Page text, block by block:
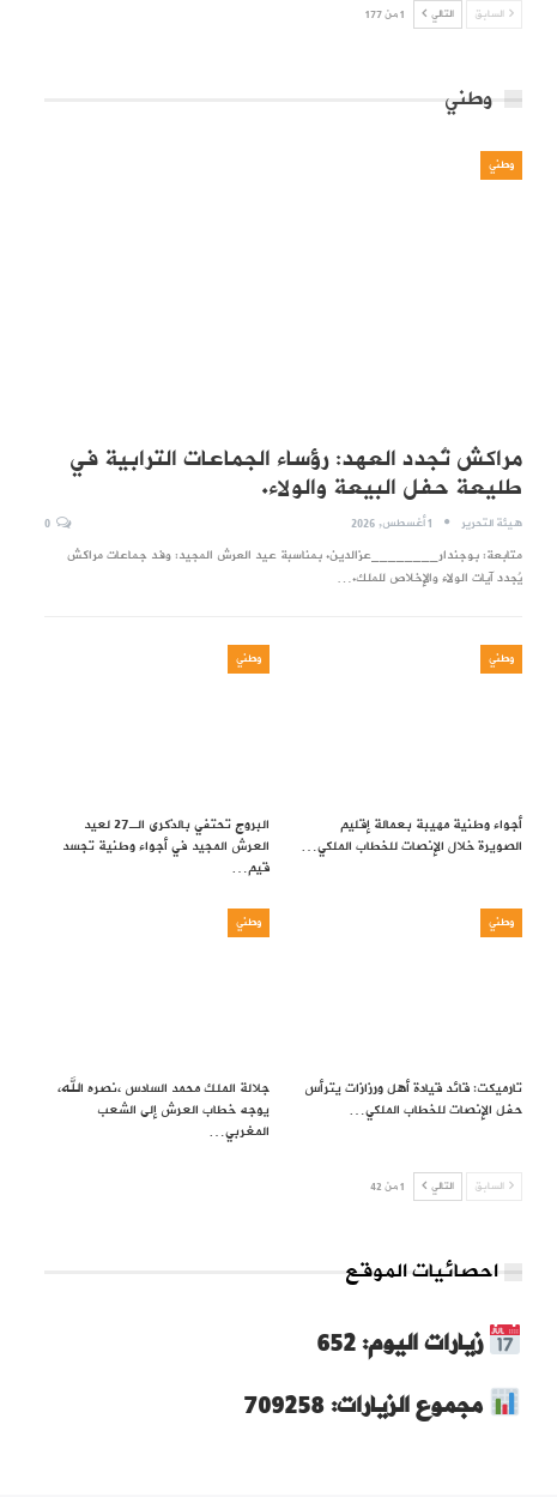
السابق التالي 1 من 177
وطني
وطني
مراكش تُجدد العهد: رؤساء الجماعات الترابية في
طليعة حفل البيعة والولاء.
هيئة التحرير 1 أغسطس, 2026
متابعة: بوجندار________عزالدين. بمناسبة عيد العرش المجيد: وفد جماعات مراكش
يُجدد آيات الولاء والإخلاص للملك.…
وطني
أجواء وطنية مهيبة بعمالة إقليم
الصويرة خلال الإنصات للخطاب الملكي…
وطني
البروج تحتفي بالذكرى الـ27 لعيد
العرش المجيد في أجواء وطنية تجسد
قيم…
وطني
تارميكت: قائد قيادة أهل ورزازات يترأس
حفل الإنصات للخطاب الملكي…
وطني
جلالة الملك محمد السادس ،نصره الله،
يوجه خطاب العرش إلى الشعب
المغربي…
السابق التالي 1 من 42
احصائيات الموقع
زيارات اليوم: 652
مجموع الزيارات: 709258